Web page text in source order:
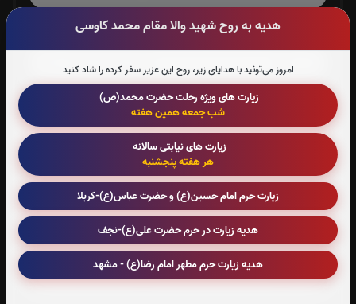
هدیه به روح شهید والا مقام محمد کاوسی
امروز می‌تونید با هدایای زیر، روح این عزیز سفر کرده را شاد کنید
زیارت های ویژه رحلت حضرت محمد(ص)
شب جمعه همین هفته
زیارت های نیابتی سالانه
هر هفته پنجشنبه
زیارت حرم امام حسین(ع) و حضرت عباس(ع)-کربلا
هدیه زیارت در حرم حضرت علی(ع)-نجف
هدیه زیارت حرم مطهر امام رضا(ع) - مشهد
صوت جزء شماره 6
صوت جزء شماره 7
صوت جزء شماره 8
صوت جزء شماره 9